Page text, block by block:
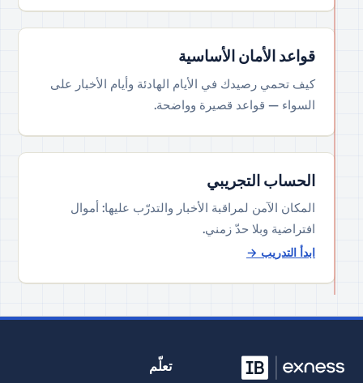
قواعد الأمان الأساسية
كيف تحمي رصيدك في الأيام الهادئة وأيام الأخبار على
السواء — قواعد قصيرة وواضحة.
الحساب التجريبي
المكان الآمن لمراقبة الأخبار والتدرّب عليها: أموال
افتراضية وبلا حدّ زمني.
ابدأ التدريب →
تعلّم